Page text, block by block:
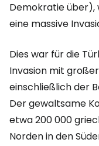
Demokratie über),
eine massive
Dies war für die
Invasion mit
einschließlich der
Der gewaltsame
etwa 200 000
Norden in den